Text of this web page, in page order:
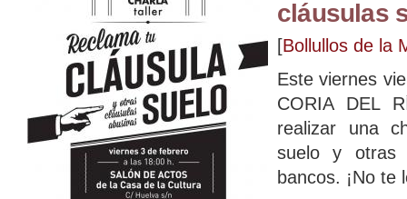
cláusulas
[Bollullos de la
Este viernes
CORIA DEL
realizar una
suelo y otras
bancos. ¡No te